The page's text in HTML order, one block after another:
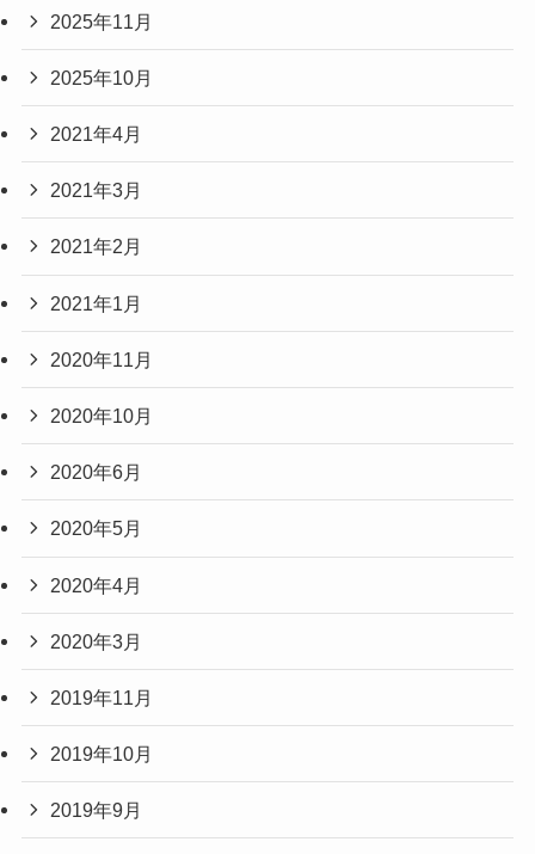
2025年11月
2025年10月
2021年4月
2021年3月
2021年2月
2021年1月
2020年11月
2020年10月
2020年6月
2020年5月
2020年4月
2020年3月
2019年11月
2019年10月
2019年9月